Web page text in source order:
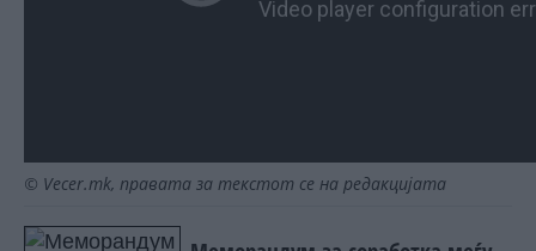
© Vecer.mk, правата за текстот се на редакцијата